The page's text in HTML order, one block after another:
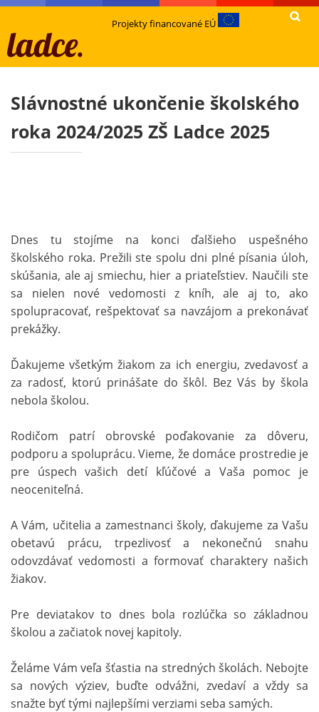
Projekty financované EÚ
Slávnostné ukončenie školského
roka 2024/2025 ZŠ Ladce 2025
Dnes tu stojíme na konci ďalšieho uspešného
školského roka. Prežili ste spolu dni plné písania úloh,
skúšania, ale aj smiechu, hier a priateľstiev. Naučili ste
sa nielen nové vedomosti z kníh, ale aj to, ako
spolupracovať, rešpektovať sa navzájom a prekonávať
prekážky.
Ďakujeme všetkým žiakom za ich energiu, zvedavosť a
za radosť, ktorú prinášate do škôl. Bez Vás by škola
nebola školou.
Rodičom patrí obrovské poďakovanie za dôveru,
podporu a spoluprácu. Vieme, že domáce prostredie je
pre úspech vašich detí kľúčové a Vaša pomoc je
neoceniteľná.
A Vám, učitelia a zamestnanci školy, ďakujeme za Vašu
obetavú prácu, trpezlivosť a nekonečnú snahu
odovzdávať vedomosti a formovať charaktery našich
žiakov.
Pre deviatakov to dnes bola rozlúčka so základnou
školou a začiatok novej kapitoly.
Želáme Vám veľa šťastia na stredných školách. Nebojte
sa nových výziev, buďte odvážni, zvedaví a vždy sa
snažte byť tými najlepšími verziami seba samých.